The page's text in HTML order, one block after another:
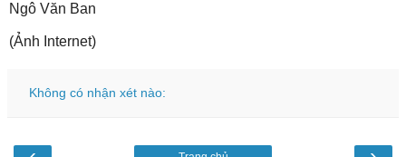
Ngô Văn Ban
(Ảnh Internet)
Không có nhận xét nào: